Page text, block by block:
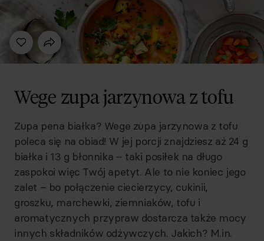
Wege zupa jarzynowa z tofu
Zupa pena białka? Wege zupa jarzynowa z tofu
poleca się na obiad! W jej porcji znajdziesz aż 24 g
białka i 13 g błonnika – taki posiłek na długo
zaspokoi więc Twój apetyt. Ale to nie koniec jego
zalet – bo połączenie ciecierzycy, cukinii,
groszku, marchewki, ziemniaków, tofu i
aromatycznych przypraw dostarcza także mocy
innych składników odżywczych. Jakich? M.in.